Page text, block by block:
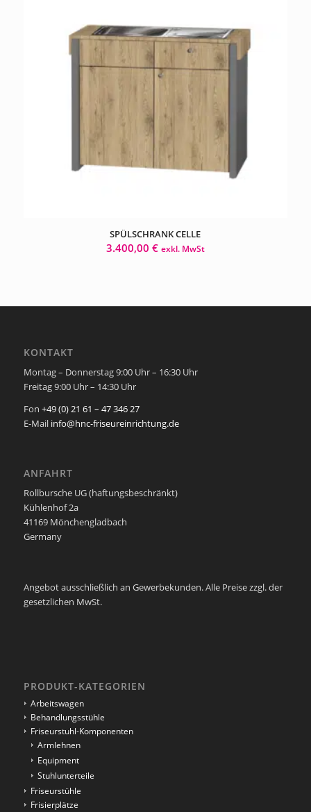
SPÜLSCHRANK CELLE
3.400,00 € exkl. MwSt
KONTAKT
Montag – Donnerstag 9:00 Uhr – 16:30 Uhr
Freitag 9:00 Uhr – 14:30 Uhr
Fon +49 (0) 21 61 – 47 346 27
E-Mail info@hnc-friseureinrichtung.de
ANFAHRT
Rollbursche UG (haftungsbeschränkt)
Kühlenhof 2a
41169 Mönchengladbach
Germany
Angebot ausschließlich an Gewerbekunden. Alle Preise zzgl. der
gesetzlichen MwSt.
PRODUKT-KATEGORIEN
Arbeitswagen
Behandlungsstühle
Friseurstuhl-Komponenten
Armlehnen
Equipment
Stuhlunterteile
Friseurstühle
Frisierplätze